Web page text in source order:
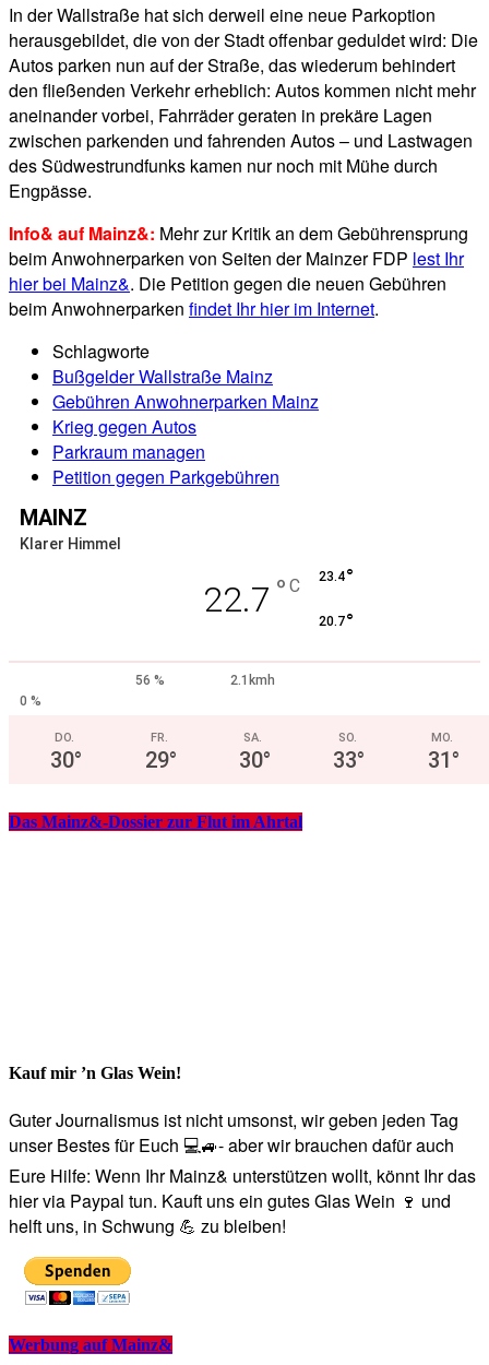
In der Wallstraße hat sich derweil eine neue Parkoption
herausgebildet, die von der Stadt offenbar geduldet wird: Die
Autos parken nun auf der Straße, das wiederum behindert
den fließenden Verkehr erheblich: Autos kommen nicht mehr
aneinander vorbei, Fahrräder geraten in prekäre Lagen
zwischen parkenden und fahrenden Autos – und Lastwagen
des Südwestrundfunks kamen nur noch mit Mühe durch
Engpässe.
Info& auf Mainz&: Mehr zur Kritik an dem Gebührensprung
beim Anwohnerparken von Seiten der Mainzer FDP lest Ihr
hier bei Mainz&. Die Petition gegen die neuen Gebühren
beim Anwohnerparken findet Ihr hier im Internet.
Schlagworte
Bußgelder Wallstraße Mainz
Gebühren Anwohnerparken Mainz
Krieg gegen Autos
Parkraum managen
Petition gegen Parkgebühren
MAINZ
Klarer Himmel
22.7 ° C 23.4°
20.7°
56 %
2.1kmh
0 %
DO.
30°
FR.
29°
SA.
30°
SO.
33°
MO.
31°
Das Mainz&-Dossier zur Flut im Ahrtal
Kauf mir ’n Glas Wein!
Guter Journalismus ist nicht umsonst, wir geben jeden Tag
unser Bestes für Euch 💻🚙- aber wir brauchen dafür auch
Eure Hilfe: Wenn Ihr Mainz& unterstützen wollt, könnt Ihr das
hier via Paypal tun. Kauft uns ein gutes Glas Wein 🍷 und
helft uns, in Schwung 💪 zu bleiben!
Werbung auf Mainz&